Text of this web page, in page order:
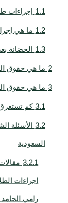
1.1 إجراءات
1.2 ما هي
1.3 الحضانة
2 ما هي حقوق
3 ما هي حقوق
3.1 كم
3.2 الأسئلة
السعودية
3.2.1
اجراءات
رامي الحامد